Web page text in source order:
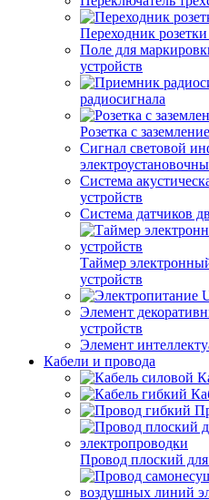
Переходник
Поле для
устройств
радиосигнала
Розетка с
Сигнал световой
Система
устройств
Система датчиков
Таймер
устройств
Элемент
устройств
Элемент
Кабели и провода
Провод плоский